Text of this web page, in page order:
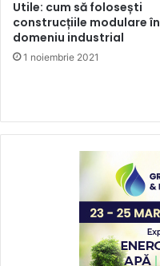
Utile: cum să folosești
construcțiile modulare în
domeniu industrial
1 noiembrie 2021